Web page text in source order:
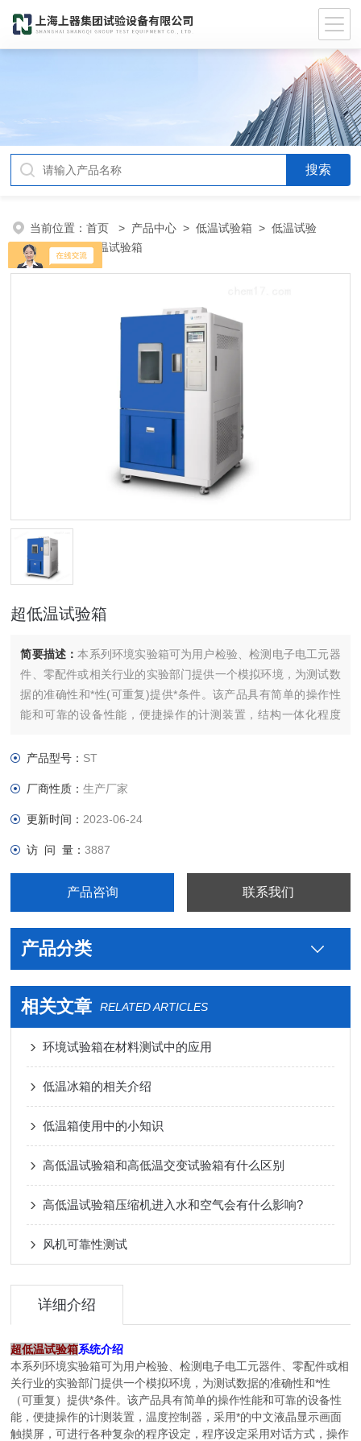
当前位置：首页 > 产品中心 >低温试验箱 >低温试验
箱
> ST超低温试验箱
超低温试验箱
简要描述：本系列环境实验箱可为用户检验、检测电子电工元器
件、零配件或相关行业的实验部门提供一个模拟环境，为测试数
据的准确性和*性(可重复)提供*条件。该产品具有简单的操作性
能和可靠的设备性能，便捷操作的计测装置，结构一体化程度
完备的安全保护装置，避免了任何可能发生的安全隐患，保证设
产品型号： ST
厂商性质：生产厂家
更新时间： 2023-06-24
访 问 量：3887
产品咨询 联系我们
产品分类
相关文章 RELATED ARTICLES
环境试验箱在材料测试中的应用
低温冰箱的相关介绍
低温箱使用中的小知识
高低温试验箱和高低温交变试验箱有什么区别
高低温试验箱压缩机进入水和空气会有什么影响?
风机可靠性测试
详细介绍
超低温试验箱系统介绍
本系列环境实验箱可为用户检验、检测电子电工元器件、零配件或相
关行业的实验部门提供一个模拟环境，为测试数据的准确性和*性
（可重复）提供*条件。该产品具有简单的操作性能和可靠的设备性
能，便捷操作的计测装置，温度控制器，采用*的中文液晶显示画面
触摸屏，可进行各种复杂的程序设定，程序设定采用对话方式，操作